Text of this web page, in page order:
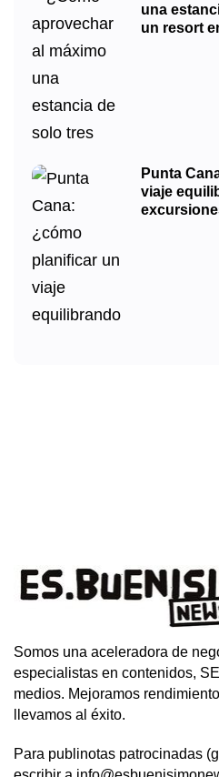
una
un resort
Punta
viaje
Somos una aceleradora de
especialistas en contenidos,
medios. Mejoramos
llevamos al éxito.
Para publinotas patrocinadas